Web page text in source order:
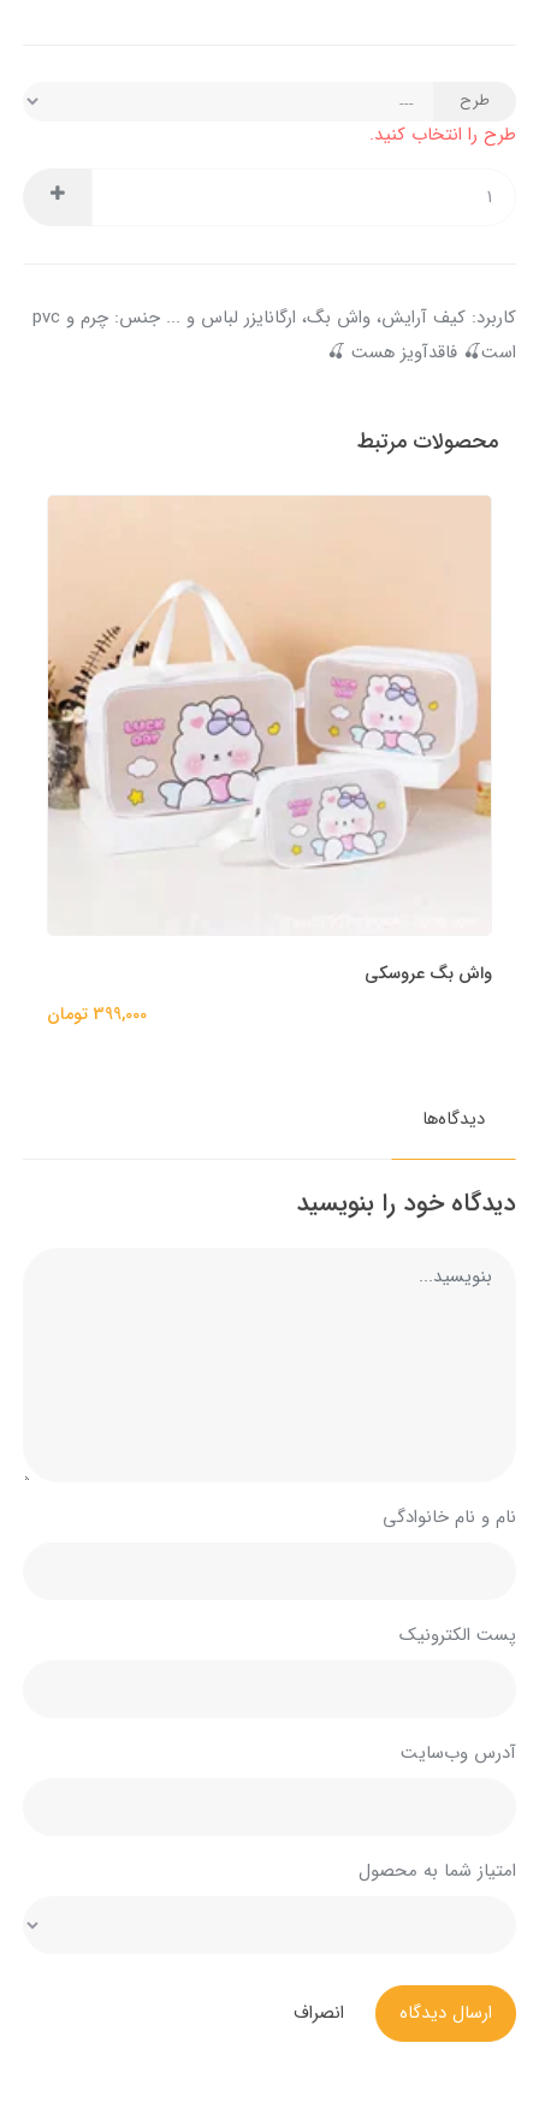
طرح
طرح را انتخاب کنید.
کاربرد: کیف آرایش، واش بگ، ارگانایزر لباس و ... جنس: چرم و pvc
است🍒 فاقدآویز هست 🍒
محصولات مرتبط
واش بگ عروسکی
399,000 تومان
دیدگاه‌ها
دیدگاه خود را بنویسید
نام و نام خانوادگی
پست الکترونیک
آدرس وب‌سایت
امتیاز شما به محصول
ارسال دیدگاه انصراف